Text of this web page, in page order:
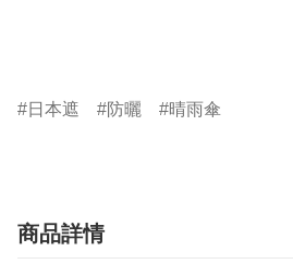
日本遮 防曬 晴雨傘
商品詳情